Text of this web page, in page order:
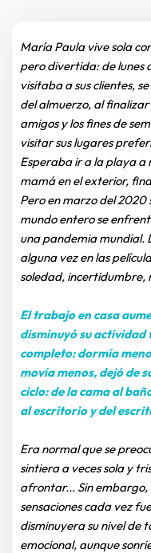
María Paula vive sola
pero divertida: de lunes
visitaba a sus clientes,
del almuerzo, al
amigos y los fines de
visitar sus lugares
Esperaba ir a la playa a
mamá en el exterior,
Pero en marzo del 2020
mundo entero se
una pandemia mundial.
alguna vez en las
soledad, incertidumbre,
El trabajo en casa
disminuyó su
completo: dormía
movía menos, dejó de
ciclo: de la cama al
al escritorio y del
Era normal que se
sintiera a veces sola y
afrontar... Sin embargo,
sensaciones cada vez
disminuyera su nivel de
emocional, aunque